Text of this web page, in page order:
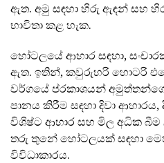
ඇත. අමු සඳහා හිරු ඇඳන් සහ
භාවිතා කළ හැක.
හෝටලයේ ආහාර සඳහා,
ඇත. ඉතින්, කවුරුහරි හොටරි
වර්ගයේ ප්රකාශයන්
පානය කිරීම සඳහා දිවා ආහාරය,
විශිෂ්ට ආහාර සහ මිල අධික බීම
තරු තුනේ හෝටලයක් සඳහා
විවිධාකාරය.